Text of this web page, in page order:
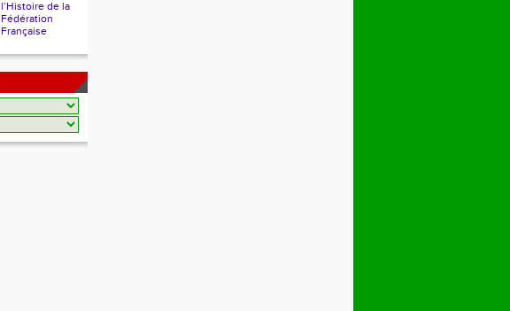
l’Histoire de la
Fédération
Française